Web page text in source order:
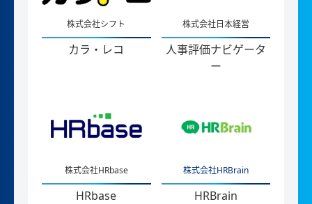
株式会社シフト
カラ・レコ
株式会社日本経営
人事評価ナビゲータ
ー
株式会社HRbase
HRbase
株式会社HRBrain
HRBrain